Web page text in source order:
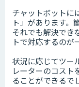
チャットボットに
ト」があります。
それでも解決でき
トで対応するのが
状況に応じてツー
レーターのコスト
ることができるで